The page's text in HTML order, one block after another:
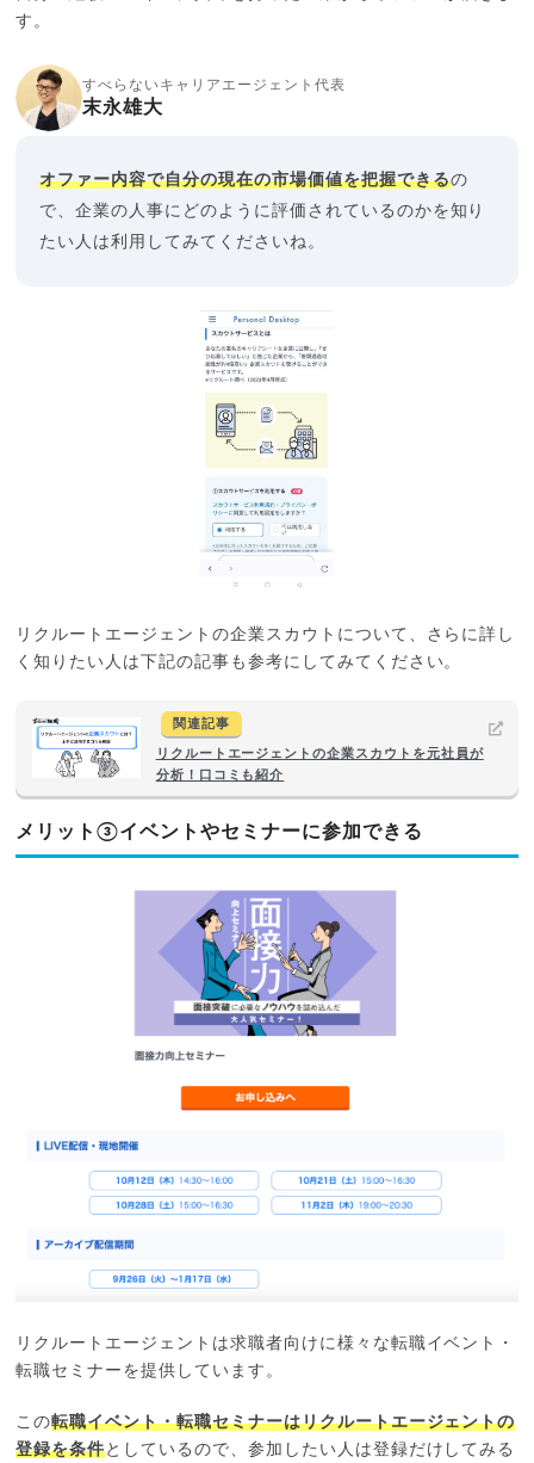
す。
すべらないキャリアエージェント代表
末永雄大
オファー内容で自分の現在の市場価値を把握できるの
で、企業の人事にどのように評価されているのかを知り
たい人は利用してみてくださいね。
リクルートエージェントの企業スカウトについて、さらに詳し
く知りたい人は下記の記事も参考にしてみてください。
関連記事
リクルートエージェントの企業スカウトを元社員が
分析！口コミも紹介
メリット③イベントやセミナーに参加できる
リクルートエージェントは求職者向けに様々な転職イベント・
転職セミナーを提供しています。
この転職イベント・転職セミナーはリクルートエージェントの
登録を条件としているので、参加したい人は登録だけしてみる